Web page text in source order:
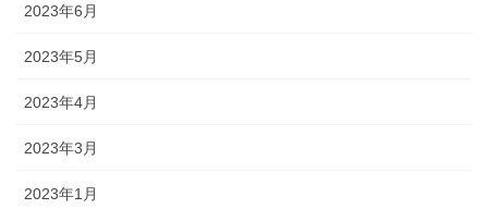
2023年6月
2023年5月
2023年4月
2023年3月
2023年1月